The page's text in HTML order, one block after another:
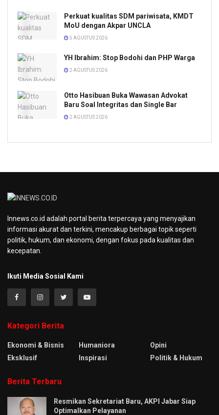
Perkuat kualitas SDM pariwisata, KMDT
MoU dengan Akpar UNCLA
5 AGUSTUS 2026
YH Ibrahim: Stop Bodohi dan PHP Warga
2 AGUSTUS 2026
Otto Hasibuan Buka Wawasan Advokat
Baru Soal Integritas dan Single Bar
2 AGUSTUS 2026
Innews.co.id adalah portal berita terpercaya yang menyajikan
informasi akurat dan terkini, mencakup berbagai topik seperti
politik, hukum, dan ekonomi, dengan fokus pada kualitas dan
kecepatan.
Ikuti Media Sosial Kami
Kategori Berita
Ekonomi & Bisnis
Eksklusif
Humaniora
Inspirasi
Opini
Politik & Hukum
Berita Terbaru
Resmikan Sekretariat Baru, AKPI Jabar Siap
Optimalkan Pelayanan